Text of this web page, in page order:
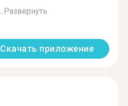
Развернуть
Скачать приложение